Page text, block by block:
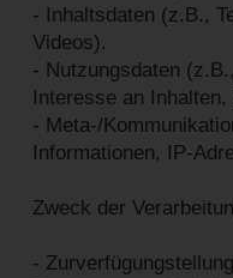
- Inhaltsdaten (z.B.,
Videos).
- Nutzungsdaten
Interesse an
- Meta-/
Informationen, IP-
Zweck der
-